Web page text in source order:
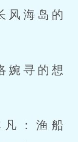
风海岛的
婉寻的想
：渔船